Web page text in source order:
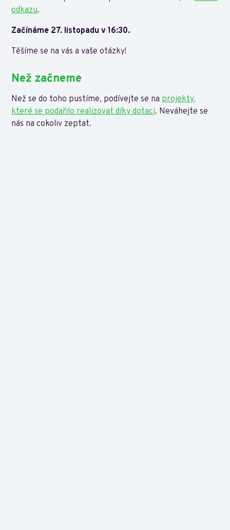
odkazu.
Začínáme 27. listopadu v 16:30.
Těšíme se na vás a vaše otázky!
Než začneme
Než se do toho pustíme, podívejte se na projekty,
které se podařilo realizovat díky dotaci. Neváhejte se
nás na cokoliv zeptat.